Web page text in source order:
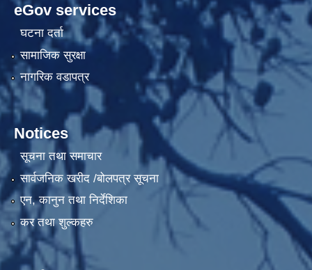
eGov services
घटना दर्ता
सामाजिक सुरक्षा
नागरिक वडापत्र
Notices
सूचना तथा समाचार
सार्वजनिक खरीद /बोलपत्र सूचना
एन, कानुन तथा निर्देशिका
कर तथा शुल्कहरु